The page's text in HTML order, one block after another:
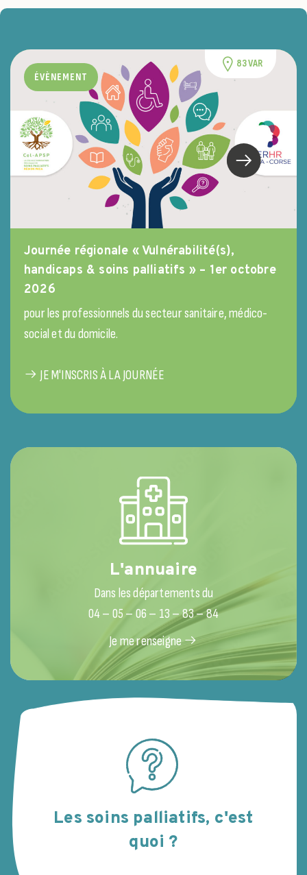
ÉVÈNEMENT
83 VAR
Journée régionale « Vulnérabilité(s),
handicaps & soins palliatifs » – 1er octobre
2026
pour les professionnels du secteur sanitaire, médico-
social et du domicile.
JE M'INSCRIS À LA JOURNÉE
L'annuaire
Dans les départements du
04 – 05 – 06 – 13 – 83 – 84
Je me renseigne
Les soins palliatifs, c'est
quoi ?